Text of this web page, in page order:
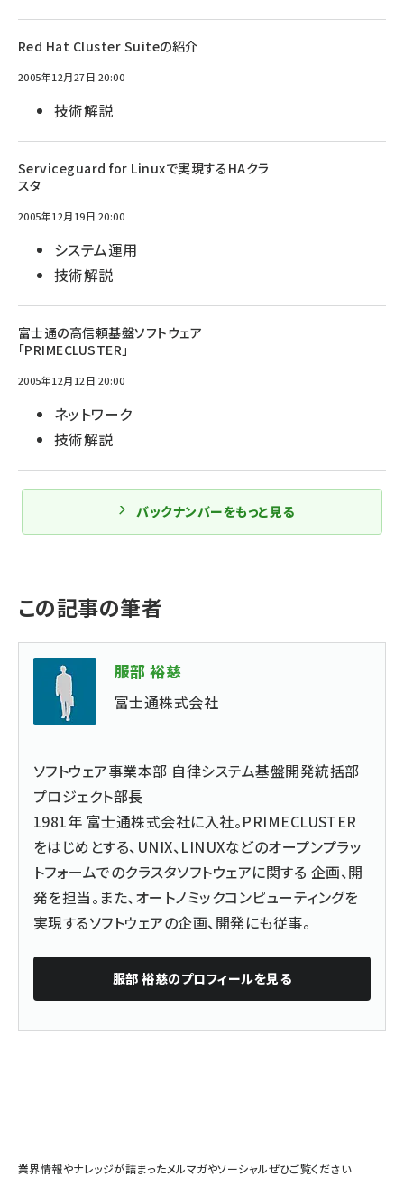
Red Hat Cluster Suiteの紹介
2005年12月27日 20:00
技術解説
Serviceguard for Linuxで実現するHAクラ
スタ
2005年12月19日 20:00
システム運用
技術解説
富士通の高信頼基盤ソフトウェア
「PRIMECLUSTER」
2005年12月12日 20:00
ネットワーク
技術解説
バックナンバーをもっと見る
この記事の筆者
服部 裕慈
富士通株式会社
ソフトウェア事業本部 自律システム基盤開発統括部
プロジェクト部長
1981年 富士通株式会社に入社。PRIMECLUSTER
をはじめとする、UNIX、LINUXなどのオープンプラッ
トフォームでのクラスタソフトウェアに関する 企画、開
発を担当。また、オートノミックコンピューティングを
実現するソフトウェアの企画、開発にも従事。
服部 裕慈のプロフィールを見る
業界情報やナレッジが詰まったメルマガやソーシャルぜひご覧ください